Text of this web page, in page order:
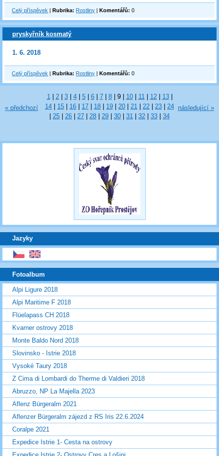
Celý příspěvek |Rubrika: Rostliny |Komentářů: 0
pryskyřník kosmatý
1. 6. 2018
Celý příspěvek |Rubrika: Rostliny |Komentářů: 0
« předchozí
1 2 3 4 5 6 7 8 9 10 11 12 13
14
15 16 17 18 19 20 21 22 23
24
25 26 27 28 29 30 31 32 33 34
následující »
Jazyky
Fotoalbum
Alpi Ligure 2018
Alpi Maritime F 2018
Flüelapass CH 2018
Kvarner ostrovy 2018
Monte Baldo Nord 2018
Slovinsko - Istrie 2018
Vysoké Taury 2018
Z Cima di Lombardi do Therme di Valdieri 2018
Abruzzo, NP La Majella 2023
Aflenz Bürgeralm 2021
Aflenzer Bürgeralm zájezd z RS Iris 22.6.2024
Coralpe 2021
Expedice Istrie 1- Cesta na ostrovy